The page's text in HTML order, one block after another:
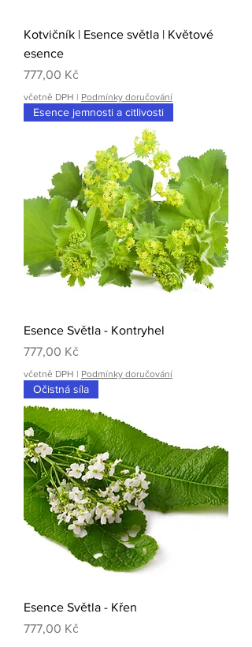
Kotvičník | Esence světla | Květové
esence
Cena
777,00 Kč
včetně DPH | Podmínky doručování
Esence jemnosti a citlivosti
Esence Světla - Kontryhel
Cena
777,00 Kč
včetně DPH | Podmínky doručování
Očistná síla
Esence Světla - Křen
Cena
777,00 Kč